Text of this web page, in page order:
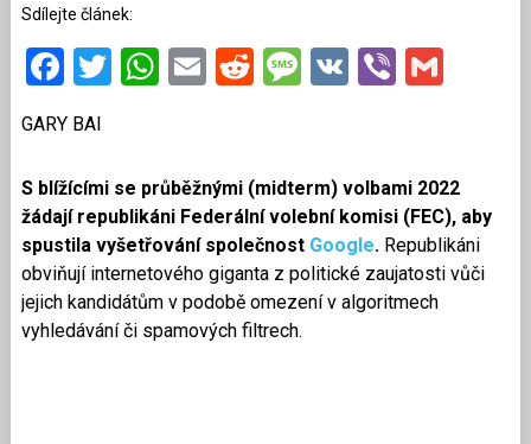
Sdílejte článek:
Facebook
Twitter
WhatsApp
EmailRedditMessage
VKViber
GARY BAI
S blížícími se průběžnými (midterm) volbami 2022
žádají republikáni Federální volební komisi (FEC), aby
spustila vyšetřování společnost Google. Republikáni
obviňují internetového giganta z politické zaujatosti vůči
jejich kandidátům v podobě omezení v algoritmech
vyhledávání či spamových filtrech.